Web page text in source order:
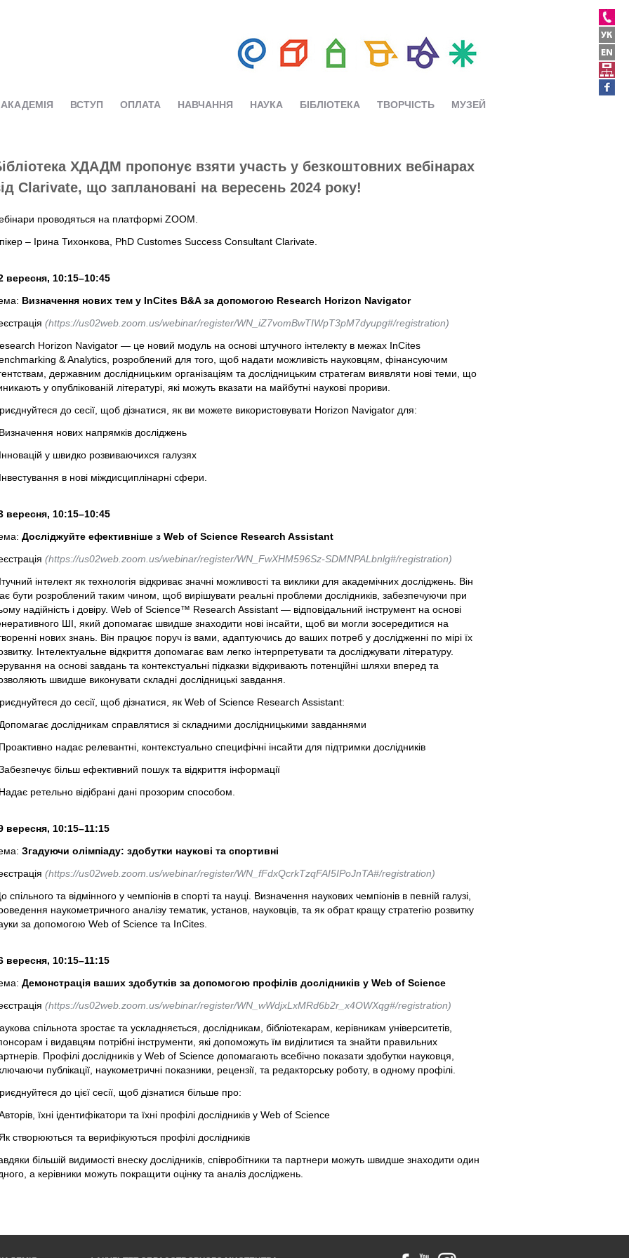
АКАДЕМІЯ ВСТУП ОПЛАТА НАВЧАННЯ НАУКА БІБЛІОТЕКА ТВОРЧІСТЬ МУЗЕЙ
ХДАДМ пропонує взяти участь у безкоштовних вебінарах
Clarivate, що заплановані на вересень 2024 року!
проводяться на платформі ZOOM.
– Ірина Тихонкова, PhD Customes Success Consultant Clarivate.
вересня, 10:15–10:45
Визначення нових тем у InCites B&A за допомогою Research Horizon Navigator
(https://us02web.zoom.us/webinar/register/WN_iZ7vomBwTIWpT3pM7dyupg#/registration)
Horizon Navigator — це новий модуль на основі штучного інтелекту в межах InCites
& Analytics, розроблений для того, щоб надати можливість науковцям, фінансуючим
державним дослідницьким організаціям та дослідницьким стратегам виявляти нові теми, що
у опублікованій літературі, які можуть вказати на майбутні наукові прориви.
до сесії, щоб дізнатися, як ви можете використовувати Horizon Navigator для:
нових напрямків досліджень
у швидко розвиваючихся галузях
в нові міждисциплінарні сфери.
вересня, 10:15–10:45
Досліджуйте ефективніше з Web of Science Research Assistant
(https://us02web.zoom.us/webinar/register/WN_FwXHM596Sz-SDMNPALbnlg#/registration)
інтелект як технологія відкриває значні можливості та виклики для академічних досліджень. Він
бути розроблений таким чином, щоб вирішувати реальні проблеми дослідників, забезпечуючи при
надійність і довіру. Web of Science™ Research Assistant — відповідальний інструмент на основі
ШІ, який допомагає швидше знаходити нові інсайти, щоб ви могли зосередитися на
нових знань. Він працює поруч із вами, адаптуючись до ваших потреб у дослідженні по мірі їх
Інтелектуальне відкриття допомагає вам легко інтерпретувати та досліджувати літературу.
на основі завдань та контекстуальні підказки відкривають потенційні шляхи вперед та
швидше виконувати складні дослідницькі завдання.
до сесії, щоб дізнатися, як Web of Science Research Assistant:
дослідникам справлятися зі складними дослідницькими завданнями
надає релевантні, контекстуально специфічні інсайти для підтримки дослідників
більш ефективний пошук та відкриття інформації
ретельно відібрані дані прозорим способом.
вересня, 10:15–11:15
Згадуючи олімпіаду: здобутки наукові та спортивні
(https://us02web.zoom.us/webinar/register/WN_fFdxQcrkTzqFAI5IPoJnTA#/registration)
спільного та відмінного у чемпіонів в спорті та науці. Визначення наукових чемпіонів в певній галузі,
наукометричного аналізу тематик, установ, науковців, та як обрат кращу стратегію розвитку
за допомогою Web of Science та InCites.
вересня, 10:15–11:15
Демонстрація ваших здобутків за допомогою профілів дослідників у Web of Science
(https://us02web.zoom.us/webinar/register/WN_wWdjxLxMRd6b2r_x4OWXqg#/registration)
спільнота зростає та ускладняється, дослідникам, бібліотекарам, керівникам університетів,
і видавцям потрібні інструменти, які допоможуть їм виділитися та знайти правильних
Профілі дослідників у Web of Science допомагають всебічно показати здобутки науковця,
публікації, наукометричні показники, рецензії, та редакторську роботу, в одному профілі.
до цієї сесії, щоб дізнатися більше про:
їхні ідентифікатори та їхні профілі дослідників у Web of Science
створюються та верифікуються профілі дослідників
більшій видимості внеску дослідників, співробітники та партнери можуть швидше знаходити один
а керівники можуть покращити оцінку та аналіз досліджень.